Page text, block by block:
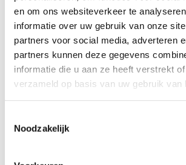
en om ons websiteverkeer te
informatie over uw gebruik van onze
partners voor social media, adverteren
partners kunnen deze gegevens
informatie die u aan ze heeft verstrekt
verzameld op basis van uw gebruik van
Noodzakelijk